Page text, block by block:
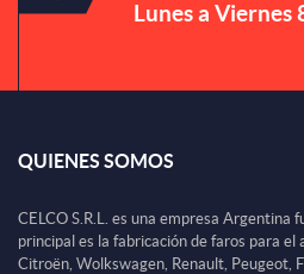
Lunes a Viernes
QUIENES SOMOS
CELCO S.R.L. es una empresa Argentina
principal es la fabricación de faros para
Citroën, Wolkswagen, Renault, Peugeot,